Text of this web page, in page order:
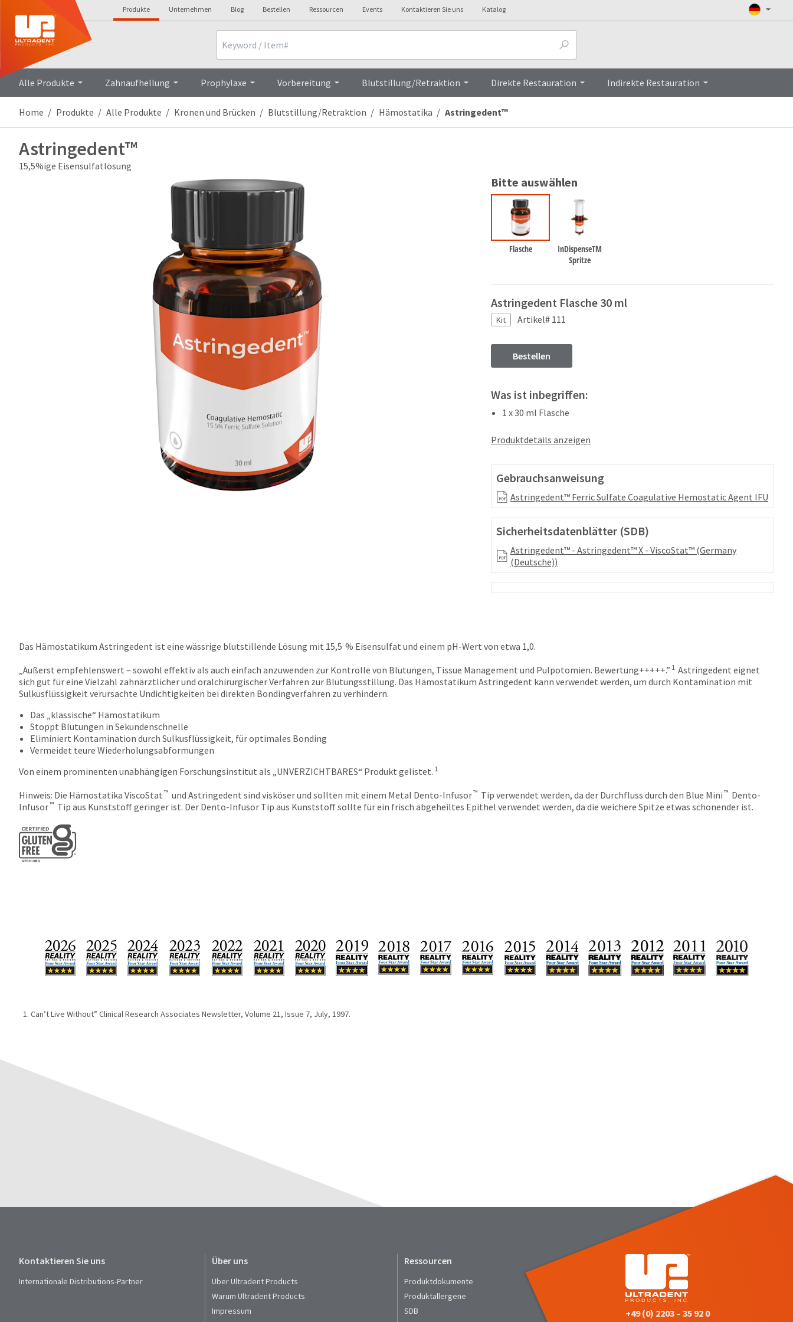
Produkte Unternehmen Blog Bestellen Ressourcen Events Kontaktieren Sie uns Katalog
Alle Produkte Zahnaufhellung Prophylaxe Vorbereitung Blutstillung/Retraktion Direkte Restauration Indirekte Restauration
Home Produkte Alle Produkte Kronen und Brücken Blutstillung/Retraktion Hämostatika Astringedent™
Astringedent™
15,5%ige Eisensulfatlösung
Bitte auswählen
Flasche
InDispenseTM
Spritze
Astringedent Flasche 30 ml
Kit Artikel# 111
Bestellen
Was ist inbegriffen:
1 x 30 ml Flasche
Produktdetails anzeigen
Gebrauchsanweisung
Astringedent™ Ferric Sulfate Coagulative Hemostatic Agent IFU
Sicherheitsdatenblätter (SDB)
Astringedent™ - Astringedent™ X - ViscoStat™ (Germany
(Deutsche))
Das Hämostatikum Astringedent ist eine wässrige blutstillende Lösung mit 15,5 % Eisensulfat und einem pH-Wert von etwa 1,0.
„Äußerst empfehlenswert ‒ sowohl effektiv als auch einfach anzuwenden zur Kontrolle von Blutungen, Tissue Management und Pulpotomien. Bewertung+++++.” 1 Astringedent eignet
sich gut für eine Vielzahl zahnärztlicher und oralchirurgischer Verfahren zur Blutungsstillung. Das Hämostatikum Astringedent kann verwendet werden, um durch Kontamination mit
Sulkusflüssigkeit verursachte Undichtigkeiten bei direkten Bondingverfahren zu verhindern.
Das „klassische“ Hämostatikum
Stoppt Blutungen in Sekundenschnelle
Eliminiert Kontamination durch Sulkusflüssigkeit, für optimales Bonding
Vermeidet teure Wiederholungsabformungen
Von einem prominenten unabhängigen Forschungsinstitut als „UNVERZICHTBARES“ Produkt gelistet. 1
Hinweis: Die Hämostatika ViscoStat ™ und Astringedent sind visköser und sollten mit einem Metal Dento-Infusor™ Tip verwendet werden, da der Durchfluss durch den Blue Mini ™ Dento-
Infusor™ Tip aus Kunststoff geringer ist. Der Dento-Infusor Tip aus Kunststoff sollte für ein frisch abgeheiltes Epithel verwendet werden, da die weichere Spitze etwas schonender ist.
Can’t Live Without” Clinical Research Associates Newsletter, Volume 21, Issue 7, July, 1997.
Kontaktieren Sie uns
Internationale Distributions-Partner
Über uns
Über Ultradent Products
Warum Ultradent Products
Impressum
Ressourcen
Produktdokumente
Produktallergene
SDB
+49 (0) 2203 – 35 92 0